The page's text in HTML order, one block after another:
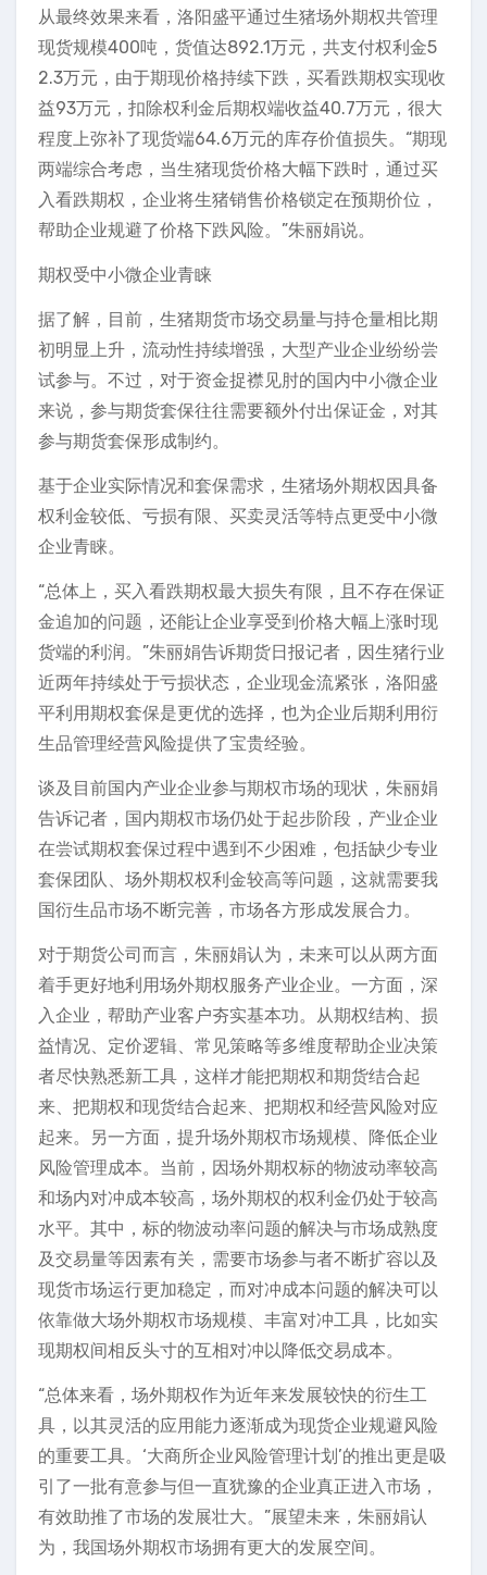
从最终效果来看，洛阳盛平通过生猪场外期权共管理
现货规模400吨，货值达892.1万元，共支付权利金5
2.3万元，由于期现价格持续下跌，买看跌期权实现收
益93万元，扣除权利金后期权端收益40.7万元，很大
程度上弥补了现货端64.6万元的库存价值损失。“期现
两端综合考虑，当生猪现货价格大幅下跌时，通过买
入看跌期权，企业将生猪销售价格锁定在预期价位，
帮助企业规避了价格下跌风险。”朱丽娟说。
期权受中小微企业青睐
据了解，目前，生猪期货市场交易量与持仓量相比期
初明显上升，流动性持续增强，大型产业企业纷纷尝
试参与。不过，对于资金捉襟见肘的国内中小微企业
来说，参与期货套保往往需要额外付出保证金，对其
参与期货套保形成制约。
基于企业实际情况和套保需求，生猪场外期权因具备
权利金较低、亏损有限、买卖灵活等特点更受中小微
企业青睐。
“总体上，买入看跌期权最大损失有限，且不存在保证
金追加的问题，还能让企业享受到价格大幅上涨时现
货端的利润。”朱丽娟告诉期货日报记者，因生猪行业
近两年持续处于亏损状态，企业现金流紧张，洛阳盛
平利用期权套保是更优的选择，也为企业后期利用衍
生品管理经营风险提供了宝贵经验。
谈及目前国内产业企业参与期权市场的现状，朱丽娟
告诉记者，国内期权市场仍处于起步阶段，产业企业
在尝试期权套保过程中遇到不少困难，包括缺少专业
套保团队、场外期权权利金较高等问题，这就需要我
国衍生品市场不断完善，市场各方形成发展合力。
对于期货公司而言，朱丽娟认为，未来可以从两方面
着手更好地利用场外期权服务产业企业。一方面，深
入企业，帮助产业客户夯实基本功。从期权结构、损
益情况、定价逻辑、常见策略等多维度帮助企业决策
者尽快熟悉新工具，这样才能把期权和期货结合起
来、把期权和现货结合起来、把期权和经营风险对应
起来。另一方面，提升场外期权市场规模、降低企业
风险管理成本。当前，因场外期权标的物波动率较高
和场内对冲成本较高，场外期权的权利金仍处于较高
水平。其中，标的物波动率问题的解决与市场成熟度
及交易量等因素有关，需要市场参与者不断扩容以及
现货市场运行更加稳定，而对冲成本问题的解决可以
依靠做大场外期权市场规模、丰富对冲工具，比如实
现期权间相反头寸的互相对冲以降低交易成本。
“总体来看，场外期权作为近年来发展较快的衍生工
具，以其灵活的应用能力逐渐成为现货企业规避风险
的重要工具。‘大商所企业风险管理计划’的推出更是吸
引了一批有意参与但一直犹豫的企业真正进入市场，
有效助推了市场的发展壮大。”展望未来，朱丽娟认
为，我国场外期权市场拥有更大的发展空间。